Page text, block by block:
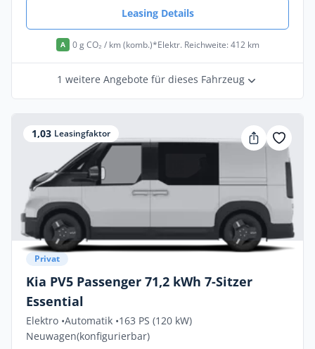
Leasing Details
A 0 g CO₂ / km (komb.)*Elektr. Reichweite: 412 km
1 weitere Angebote für dieses Fahrzeug
1,03 Leasingfaktor
Privat
Kia PV5 Passenger 71,2 kWh 7-Sitzer
Essential
Elektro •Automatik •163 PS (120 kW)
Neuwagen(konfigurierbar)